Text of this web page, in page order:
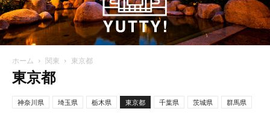
ホーム 関東 東京都
東京都
神奈川県 埼玉県 栃木県 東京都 千葉県 茨城県 群馬県